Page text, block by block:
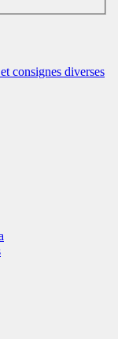
consignes diverses